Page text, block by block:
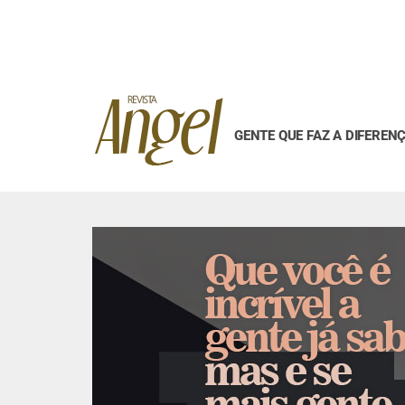
GENTE QUE FAZ A